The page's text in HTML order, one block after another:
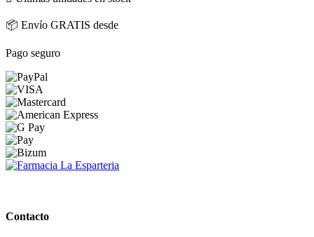
📦 Envío GRATIS desde
Pago seguro
Contacto